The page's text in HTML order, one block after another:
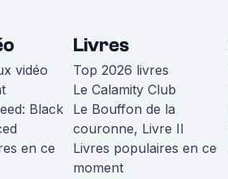
vidéo
Black
en ce
Livres
Top 2026 livres
Le Calamity Club
Le Bouffon de la
couronne, Livre II
Livres populaires en ce
moment